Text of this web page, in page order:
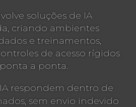
soluções de IA
criando ambientes
e treinamentos,
de acesso rígidos
a ponta.
respondem dentro de
sem envio indevido